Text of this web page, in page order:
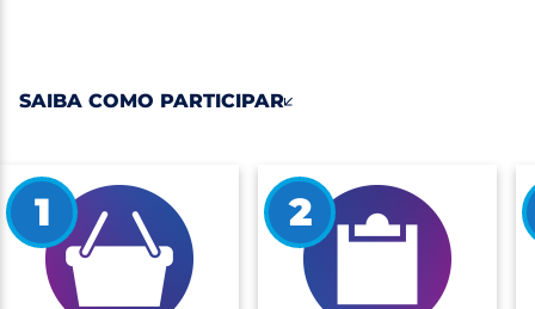
SAIBA COMO PARTICIPAR
1 2